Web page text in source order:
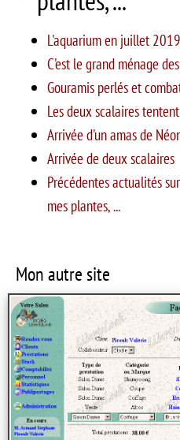
L'aquarium en juillet 2019
C'est le grand ménage
Gouramis perlés et
Les deux scalaires
Arrivée d'un amas de
Arrivée de deux scalaires
Précédentes actualités
mes plantes, ...
Mon autre site